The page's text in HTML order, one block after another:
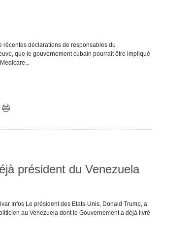
récentes déclarations de responsables du
que le gouvernement cubain pourrait être impliqué
président du Venezuela
Infos Le président des Etats-Unis, Donald Trump, a
au Venezuela dont le Gouvernement a déjà livré